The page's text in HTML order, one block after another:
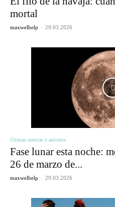
mortal
maxwelhelp - 29.03.2026
Últimas noticias y artículos
Fase lunar esta noche:
26 de marzo de...
maxwelhelp - 29.03.2026